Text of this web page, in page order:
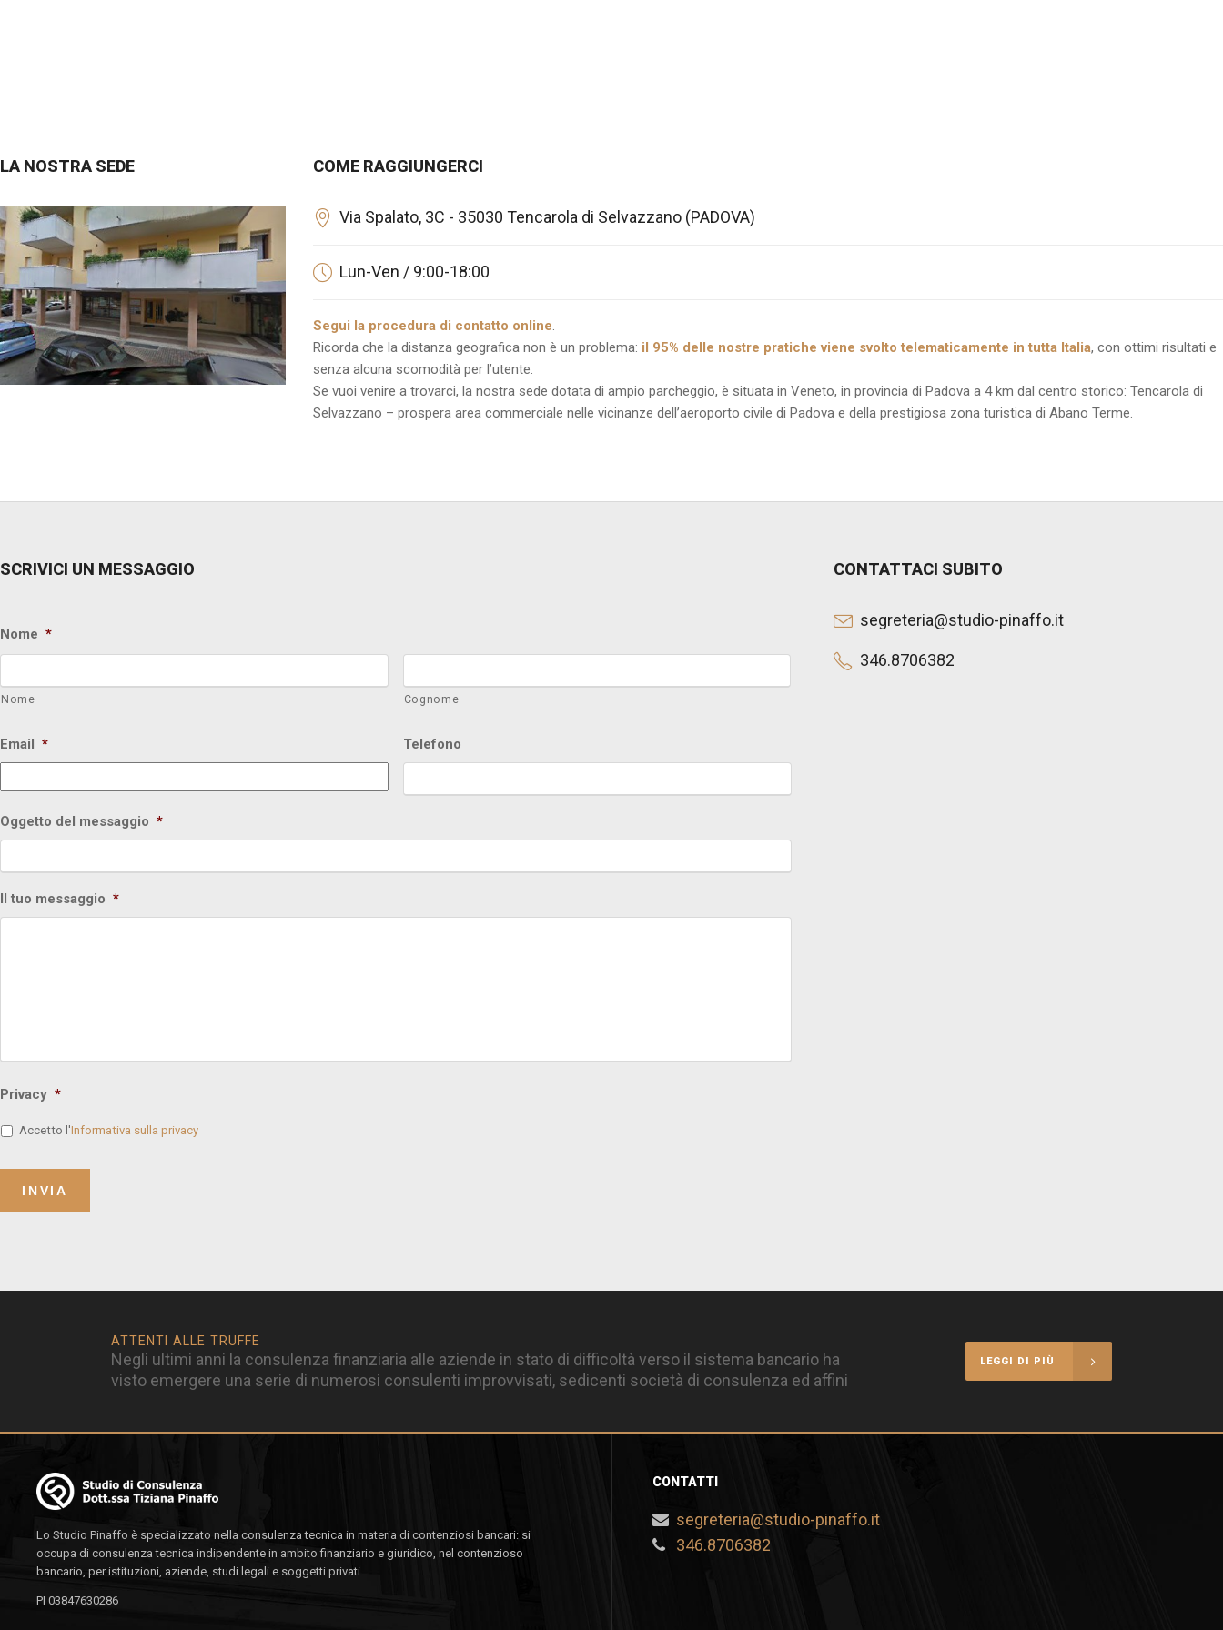
LA NOSTRA SEDE COME RAGGIUNGERCI
Via Spalato, 3C - 35030 Tencarola di Selvazzano (PADOVA)
Lun-Ven / 9:00-18:00
Segui la procedura di contatto online.
Ricorda che la distanza geografica non è un problema: il 95% delle nostre pratiche viene svolto telematicamente in tutta Italia, con ottimi risultati e
senza alcuna scomodità per l’utente.
Se vuoi venire a trovarci, la nostra sede dotata di ampio parcheggio, è situata in Veneto, in provincia di Padova a 4 km dal centro storico: Tencarola di
Selvazzano – prospera area commerciale nelle vicinanze dell’aeroporto civile di Padova e della prestigiosa zona turistica di Abano Terme.
SCRIVICI UN MESSAGGIO
Nome *
Nome Cognome
Email * Telefono
Oggetto del messaggio *
Il tuo messaggio *
Privacy *
Accetto l'Informativa sulla privacy
CONTATTACI SUBITO
segreteria@studio-pinaffo.it
346.8706382
ATTENTI ALLE TRUFFE
Negli ultimi anni la consulenza finanziaria alle aziende in stato di difficoltà verso il sistema bancario ha
visto emergere una serie di numerosi consulenti improvvisati, sedicenti società di consulenza ed affini
LEGGI DI PIÙ
Lo Studio Pinaffo è specializzato nella consulenza tecnica in materia di contenziosi bancari: si
occupa di consulenza tecnica indipendente in ambito finanziario e giuridico, nel contenzioso
bancario, per istituzioni, aziende, studi legali e soggetti privati
PI 03847630286
CONTATTI
segreteria@studio-pinaffo.it
346.8706382